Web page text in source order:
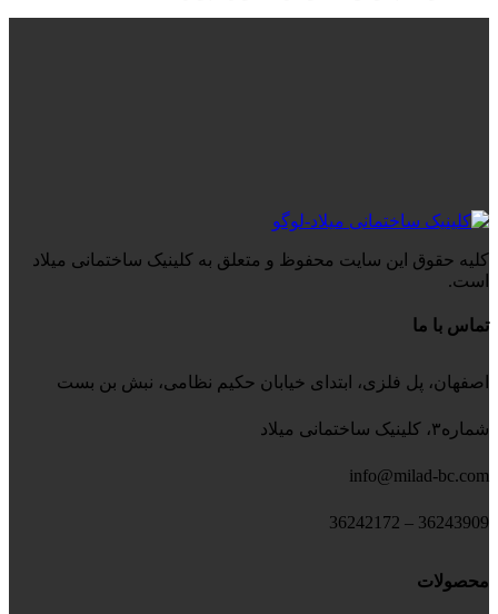
کلیه حقوق این سایت محفوظ و متعلق به کلینیک ساختمانی میلاد
است.
تماس با ما
اصفهان، پل فلزی، ابتدای خیابان حکیم نظامی، نبش بن بست
شماره۳، کلینیک ساختمانی میلاد
info@milad-bc.com
36243909 – 36242172
محصولات